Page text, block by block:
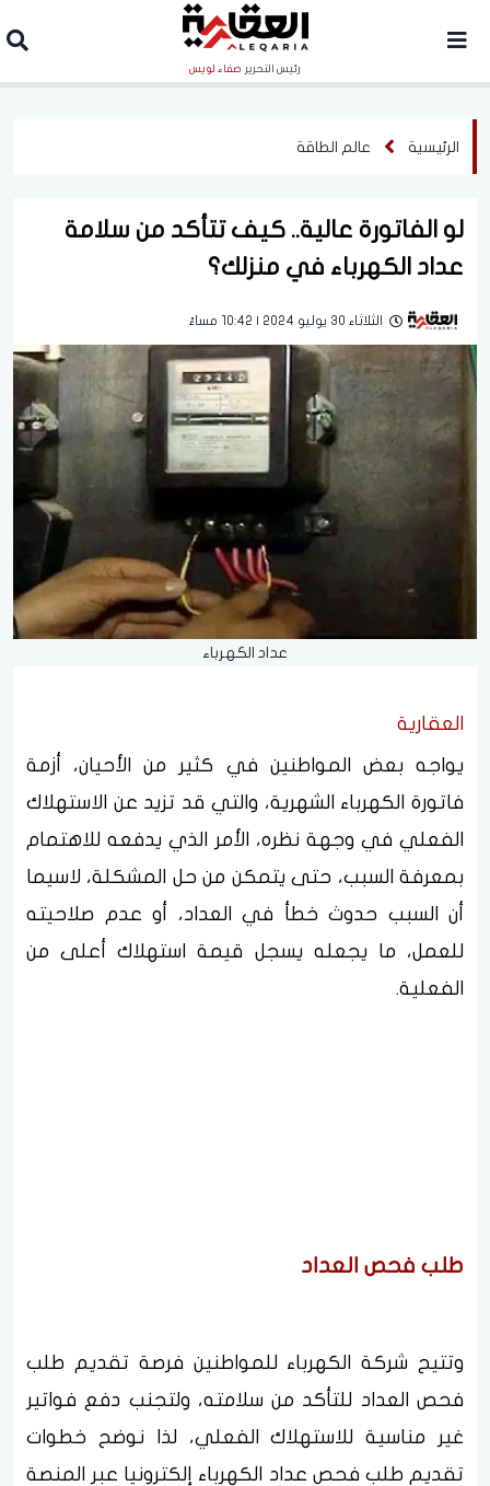
رئيس التحرير صفاء لويس
الرئيسية عالم الطاقة
لو الفاتورة عالية.. كيف تتأكد من سلامة
عداد الكهرباء في منزلك؟
الثلاثاء 30 يوليو 2024 | 10:42 مساءً
عداد الكهرباء
العقارية
يواجه بعض المواطنين في كثير من الأحيان، أزمة
فاتورة الكهرباء الشهرية، والتي قد تزيد عن الاستهلاك
الفعلي في وجهة نظره، الأمر الذي يدفعه للاهتمام
بمعرفة السبب، حتى يتمكن من حل المشكلة، لاسيما
أن السبب حدوث خطأ في العداد، أو عدم صلاحيته
للعمل، ما يجعله يسجل قيمة استهلاك أعلى من
الفعلية.
طلب فحص العداد
وتتيح شركة الكهرباء للمواطنين فرصة تقديم طلب
فحص العداد للتأكد من سلامته، ولتجنب دفع فواتير
غير مناسية للاستهلاك الفعلي، لذا نوضح خطوات
تقديم طلب فحص عداد الكهرباء إلكترونيا عبر المنصة